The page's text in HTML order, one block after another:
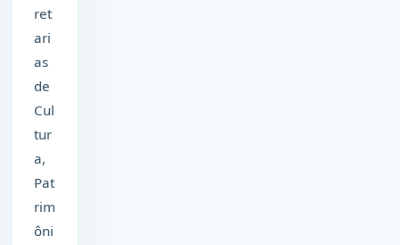
ret
ari
as
de
Cul
tur
a,
Pat
rim
ôni